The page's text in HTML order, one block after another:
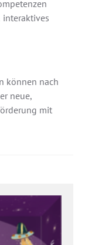
interaktives
können nach
neue,
mit